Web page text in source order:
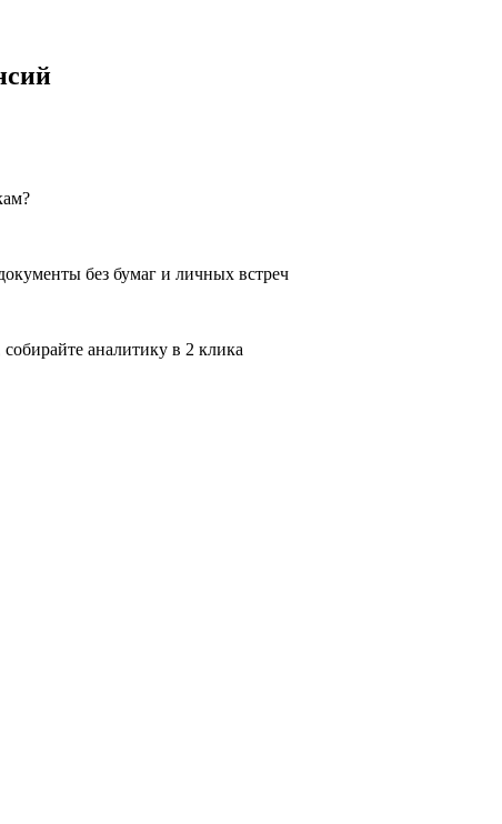
без бумаг и личных встреч
аналитику в 2 клика